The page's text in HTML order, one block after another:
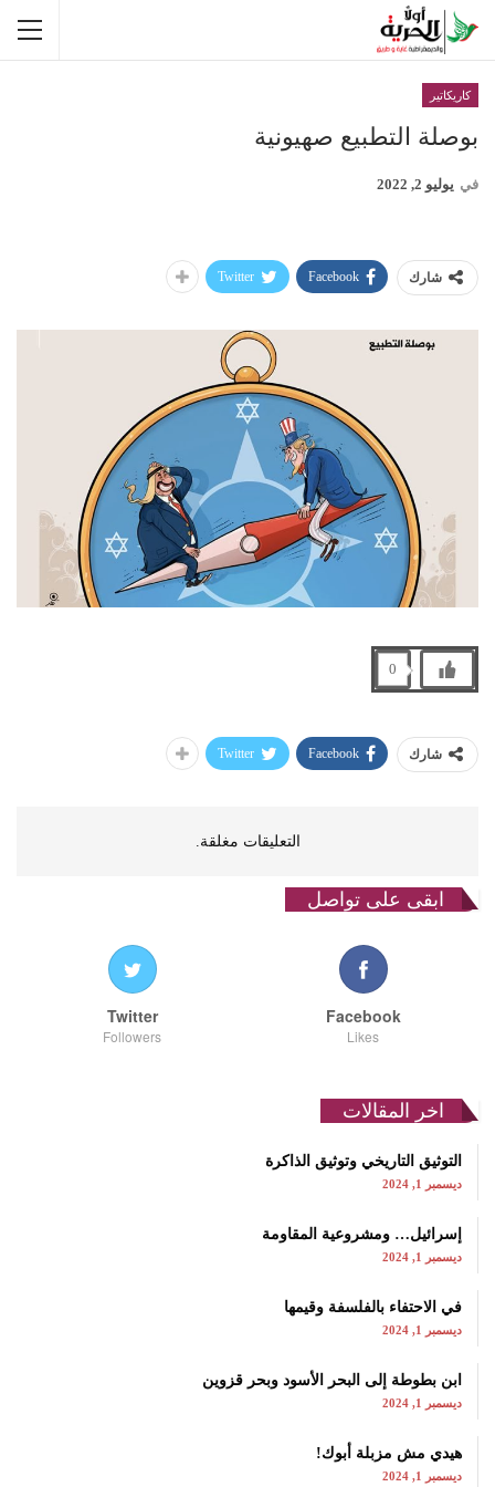
كاريكاتير
بوصلة التطبيع صهيونية
في يوليو 2, 2022
شارك Facebook
Twitter
0
شارك Facebook
Twitter
التعليقات مغلقة.
ابقى على تواصل
Facebook
Likes
Twitter
Followers
اخر المقالات
التوثيق التاريخي وتوثيق الذاكرة
ديسمبر 1, 2024
إسرائيل… ومشروعية المقاومة
ديسمبر 1, 2024
في الاحتفاء بالفلسفة وقيمها
ديسمبر 1, 2024
ابن بطوطة إلى البحر الأسود وبحر قزوين
ديسمبر 1, 2024
هيدي مش مزبلة أبوك!
ديسمبر 1, 2024